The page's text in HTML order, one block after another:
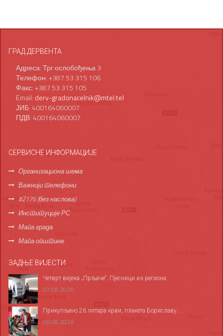
ГРАД ДЕРВЕНТА
Адреса: Трг ослобођења 3
Телефон: +387 53 315 106
Факс: +387 53 315 105
Email: derv-gradonacelnik@mtel.tel
ЈИБ: 400164060007
ПДВ: 400164060007
СЕРВИСНЕ ИНФОРМАЦИЈЕ
Организациона шема
Важнији телефони
#2176 (без наслова)
Институције РС
Мапа града
Мапа општине
ЗАДЊЕ ВИЈЕСТИ
Четврт вијека „Прљаче“: Пјесници из региона...
07.08.2026
Прикупљено 26 литара крви, плакета Бориславу...
06.08.2026